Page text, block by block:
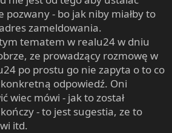
pozwany - bo jak niby miałby to
zameldowania.
tematem w realu24 w dniu
ze prowadzący rozmowę w
po prostu go nie zapyta o to co
odpowiedź. Oni
wiec mówi - jak to został
- to jest sugestia, ze to
itd.